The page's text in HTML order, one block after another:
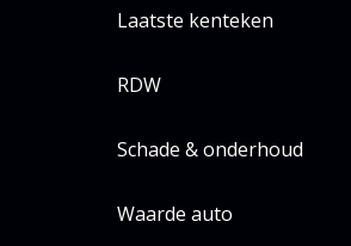
Laatste kenteken
RDW
Schade & onderhoud
Waarde auto